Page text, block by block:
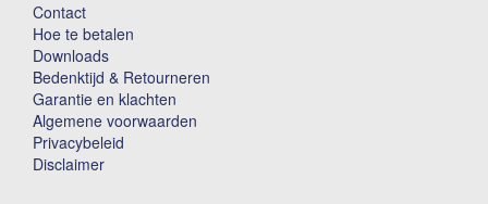
Contact
Hoe te betalen
Downloads
Bedenktijd & Retourneren
Garantie en klachten
Algemene voorwaarden
Privacybeleid
Disclaimer